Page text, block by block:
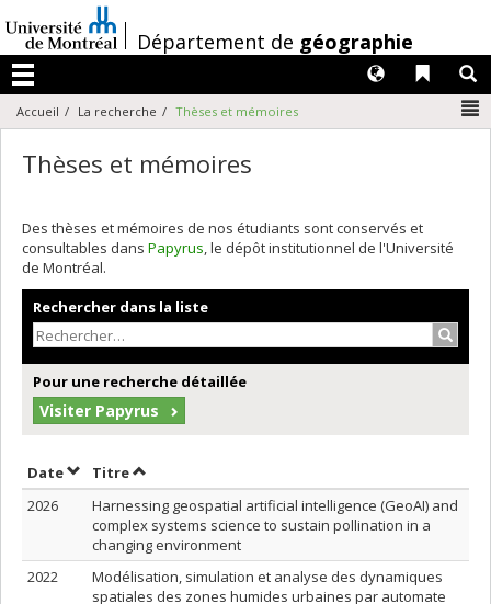
au
contenu
/Département de géographie
Menu
Liens
Langues
Accueil La recherche Thèses et mémoires
Thèses et mémoires
Des thèses et mémoires de nos étudiants sont conservés et
consultables dans Papyrus, le dépôt institutionnel de l'Université
de Montréal.
Rechercher dans la liste
Pour une recherche détaillée
Visiter Papyrus
DateTrier par date en ordre croissant
TitreTrier par titre en ordre croissant
2026
Harnessing geospatial artificial intelligence (GeoAI) and
complex systems science to sustain pollination in a
changing environment
2022
Modélisation, simulation et analyse des dynamiques
spatiales des zones humides urbaines par automate